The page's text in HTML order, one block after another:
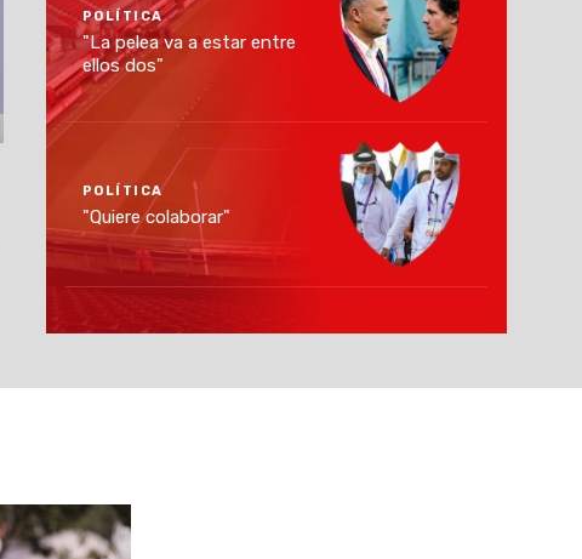
POLÍTICA
"La pelea va a estar entre
ellos dos"
POLÍTICA
"Quiere colaborar"